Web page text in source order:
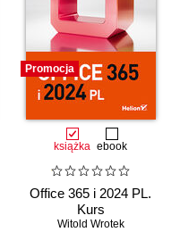
Promocja
książka ebook
Office 365 i 2024 PL.
Kurs
Witold Wrotek